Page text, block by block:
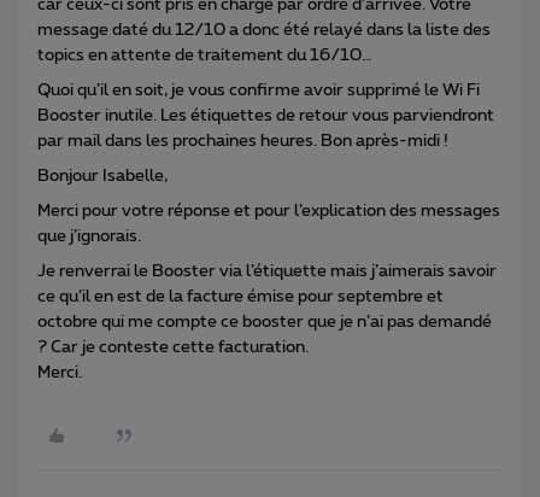
car ceux-ci sont pris en charge par ordre d’arrivée. Votre
message daté du 12/10 a donc été relayé dans la liste des
topics en attente de traitement du 16/10…
Quoi qu’il en soit, je vous confirme avoir supprimé le Wi Fi
Booster inutile. Les étiquettes de retour vous parviendront
par mail dans les prochaines heures. Bon après-midi !
Bonjour Isabelle,
Merci pour votre réponse et pour l’explication des messages
que j’ignorais.
Je renverrai le Booster via l’étiquette mais j’aimerais savoir
ce qu’il en est de la facture émise pour septembre et
octobre qui me compte ce booster que je n’ai pas demandé
? Car je conteste cette facturation.
Merci.